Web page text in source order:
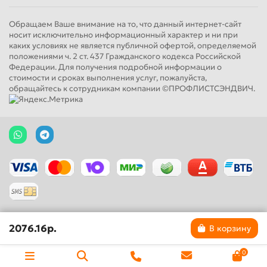
Обращаем Ваше внимание на то, что данный интернет-сайт
носит исключительно информационный характер и ни при
каких условиях не является публичной офертой, определяемой
положениями ч. 2 ст. 437 Гражданского кодекса Российской
Федерации. Для получения подробной информации о
стоимости и сроках выполнения услуг, пожалуйста,
обращайтесь к сотрудникам компании ©ПРОФЛИСТСЭНДВИЧ.
2076.16р. В корзину
0